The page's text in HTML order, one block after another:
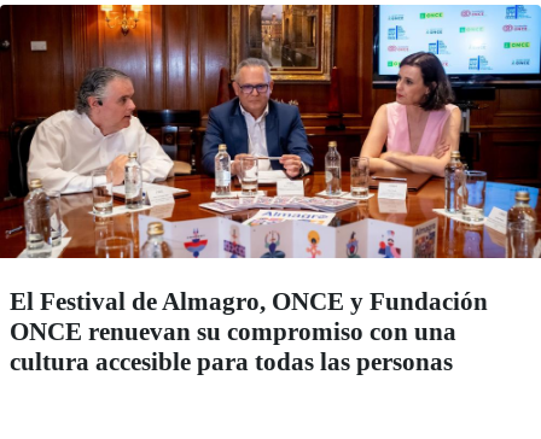
El Festival de Almagro, ONCE y Fundación
ONCE renuevan su compromiso con una
cultura accesible para todas las personas